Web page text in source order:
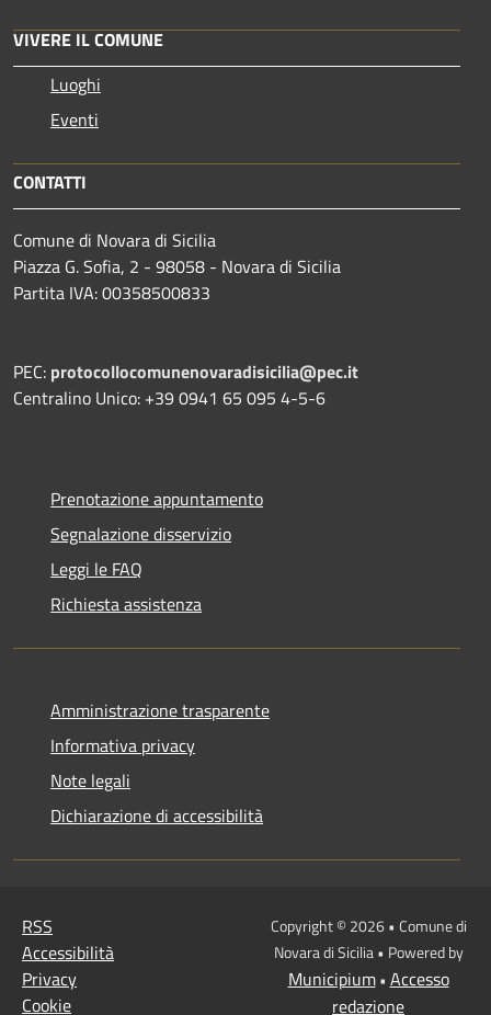
VIVERE IL COMUNE
Luoghi
Eventi
CONTATTI
Comune di Novara di Sicilia
Piazza G. Sofia, 2 - 98058 - Novara di Sicilia
Partita IVA: 00358500833
PEC: protocollocomunenovaradisicilia@pec.it
Centralino Unico: +39 0941 65 095 4-5-6
Prenotazione appuntamento
Segnalazione disservizio
Leggi le FAQ
Richiesta assistenza
Amministrazione trasparente
Informativa privacy
Note legali
Dichiarazione di accessibilità
RSS
Accessibilità
Privacy
Cookie
Copyright © 2026 • Comune di
Novara di Sicilia • Powered by
Municipium• Accesso
redazione